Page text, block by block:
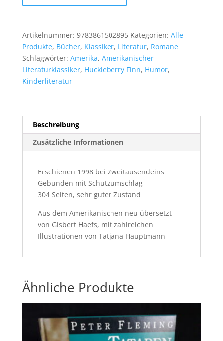
Die
von
Tom
Sawyer
Menge
Artikelnummer: 9783861502895 Kategorien: Alle
Produkte, Bücher, Klassiker, Literatur, Romane
Schlagwörter: Amerika, Amerikanischer
Literaturklassiker, Huckleberry Finn, Humor,
Kinderliteratur
Beschreibung
Zusätzliche Informationen
Erschienen 1998 bei Zweitausendeins
Gebunden mit Schutzumschlag
304 Seiten, sehr guter Zustand
Aus dem Amerikanischen neu übersetzt
von Gisbert Haefs, mit zahlreichen
Illustrationen von Tatjana Hauptmann
Ähnliche Produkte